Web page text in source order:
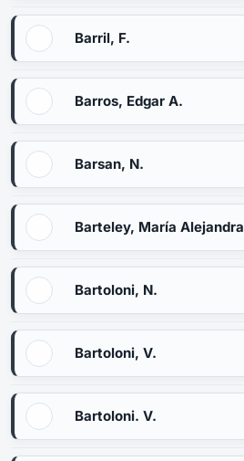
Barril, F.
Barros, Edgar A.
Barsan, N.
Barteley, María Alejandra
Bartoloni, N.
Bartoloni, V.
Bartoloni. V.